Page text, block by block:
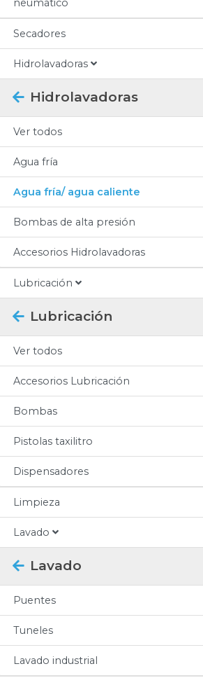
neumático
Secadores
Hidrolavadoras
Hidrolavadoras
Ver todos
Agua fría
Agua fría/ agua caliente
Bombas de alta presión
Accesorios Hidrolavadoras
Lubricación
Lubricación
Ver todos
Accesorios Lubricación
Bombas
Pistolas taxilitro
Dispensadores
Limpieza
Lavado
Lavado
Puentes
Tuneles
Lavado industrial